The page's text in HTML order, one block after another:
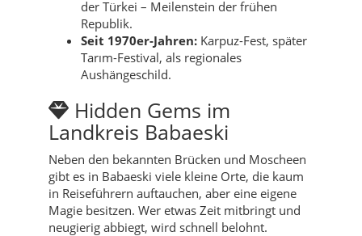
der Türkei – Meilenstein der frühen
Republik.
Seit 1970er-Jahren: Karpuz-Fest, später
Tarım-Festival, als regionales
Aushängeschild.
Hidden Gems im
Landkreis Babaeski
Neben den bekannten Brücken und Moscheen
gibt es in Babaeski viele kleine Orte, die kaum
in Reiseführern auftauchen, aber eine eigene
Magie besitzen. Wer etwas Zeit mitbringt und
neugierig abbiegt, wird schnell belohnt.